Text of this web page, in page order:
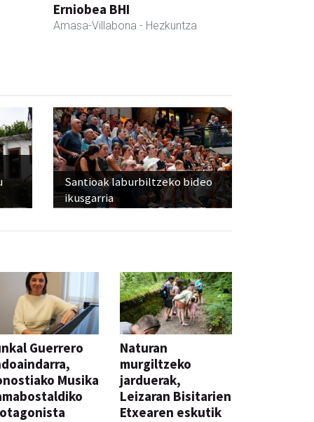
Erniobea BHI
Amasa-Villabona - Hezkuntza
Santioak laburbiltzeko bideo
ikusgarria
Guerrero
Musika
Naturan
murgiltzeko
jarduerak,
Leizaran Bisitarien
Etxearen eskutik